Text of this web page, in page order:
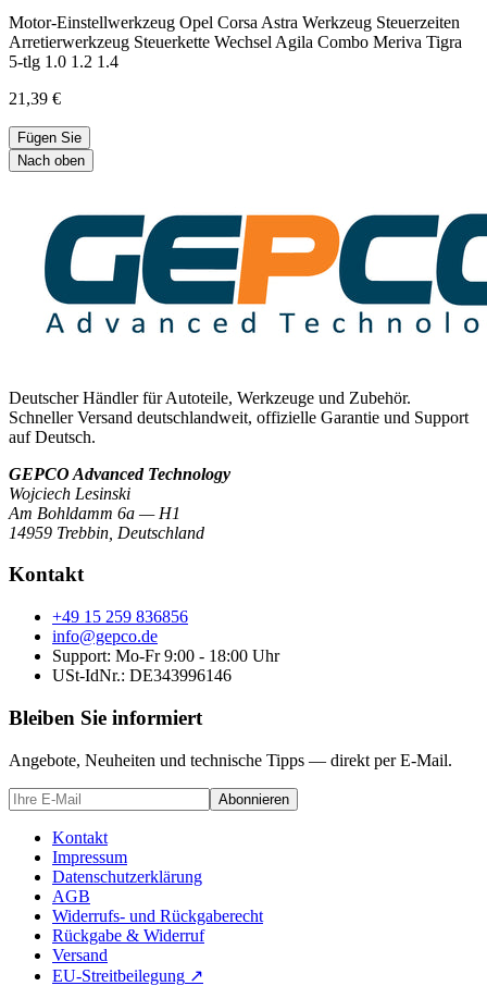
Motor-Einstellwerkzeug Opel Corsa Astra Werkzeug Steuerzeiten
Arretierwerkzeug Steuerkette Wechsel Agila Combo Meriva Tigra
5-tlg 1.0 1.2 1.4
21,39 €
Fügen Sie
Nach oben
Deutscher Händler für Autoteile, Werkzeuge und Zubehör.
Schneller Versand deutschlandweit, offizielle Garantie und Support
auf Deutsch.
GEPCO Advanced Technology
Wojciech Lesinski
Am Bohldamm 6a — H1
14959 Trebbin Deutschland
Kontakt
+49 15 259 836856
info@gepco.de
Support: Mo-Fr 9:00 - 18:00 Uhr
USt-IdNr.: DE343996146
Bleiben Sie informiert
Angebote, Neuheiten und technische Tipps — direkt per E-Mail.
Abonnieren
Kontakt
Impressum
Datenschutzerklärung
AGB
Widerrufs- und Rückgaberecht
Rückgabe & Widerruf
Versand
EU-Streitbeilegung ↗